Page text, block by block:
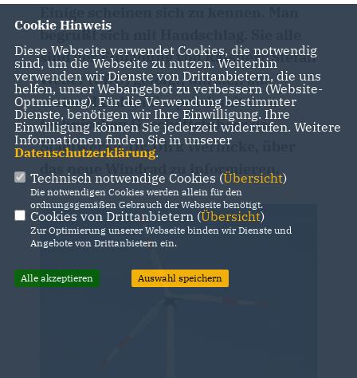
begrüßt sich mit Handschlag. Sie alle
sind der Einladung von Ratsherr Stefan
Weber (CDU) gefolgt, um sich aus
erster Hand im Gespräch mit dem
technischen Geschäftsführer der
Stadtwerke, Dr. Dirk Wernicke, über
das neue Windrad zu informieren.
Cookie Hinweis
Diese Webseite verwendet Cookies, die notwendig
sind, um die Webseite zu nutzen. Weiterhin
verwenden wir Dienste von Drittanbietern, die uns
helfen, unser Webangebot zu verbessern (Website-
Optmierung). Für die Verwendung bestimmter
Dienste, benötigen wir Ihre Einwilligung. Ihre
Einwilligung können Sie jederzeit widerrufen. Weitere
Informationen finden Sie in unserer
Datenschutzerklärung.
Technisch notwendige Cookies (Übersicht)
Die notwendigen Cookies werden allein für den
ordnungsgemäßen Gebrauch der Webseite benötigt.
Cookies von Drittanbietern (Übersicht)
Zur Optimierung unserer Webseite binden wir Dienste und
Angebote von Drittanbietern ein.
Alle akzeptieren Auswahl speichern